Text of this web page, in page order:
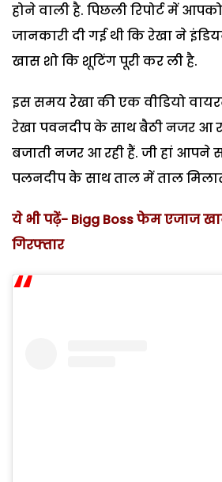
होने वाली है. पिछली रिपोर्ट में
जानकारी दी गई थी कि रेखा ने
खास शो कि शूटिंग पूरी कर ली है.
इस समय रेखा की एक वीडियो
रेखा पवनदीप के साथ बैठी नजर आ
बजाती नजर आ रही हैं. जी हां आपने
पलनदीप के साथ ताल में ताल
ये भी पढ़ें- Bigg Boss फेम एजाज
गिरफ्तार